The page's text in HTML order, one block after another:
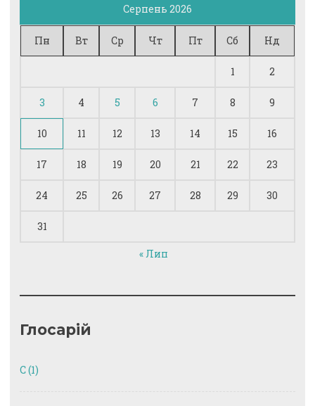
Серпень 2026
Пн Вт Ср Чт Пт Сб Нд
1 2
3 4 5 6 7 8 9
10 11 12 13 14 15 16
17 18 19 20 21 22 23
24 25 26 27 28 29 30
31
« Лип
Глосарій
C(1)